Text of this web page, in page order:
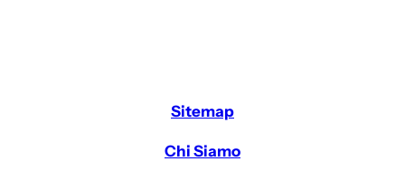
Sitemap
Chi Siamo